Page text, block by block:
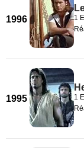
1996 1
1995 1